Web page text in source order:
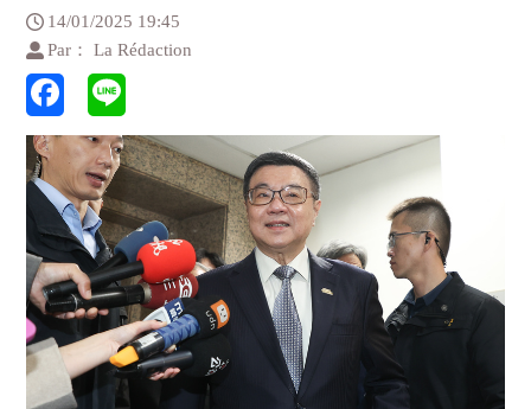
14/01/2025 19:45
Par： La Rédaction